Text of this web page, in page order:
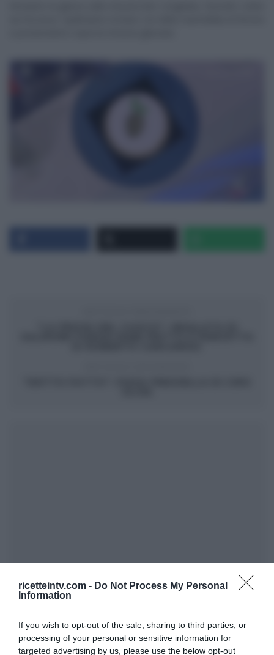
ricetteintv.com - Do Not Process My Personal
Information
If you wish to opt-out of the sale, sharing to third parties, or
processing of your personal or sensitive information for
targeted advertising by us, please use the below opt-out